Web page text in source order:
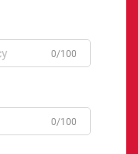
0/100
0/100